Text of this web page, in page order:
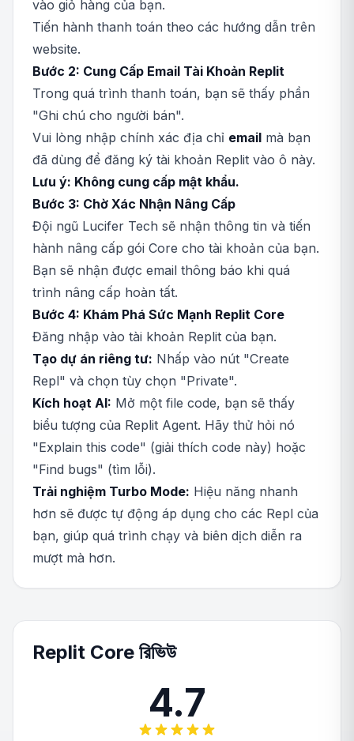
vào giỏ hàng của bạn.
Tiến hành thanh toán theo các hướng dẫn trên
website.
Bước 2: Cung Cấp Email Tài Khoản Replit
Trong quá trình thanh toán, bạn sẽ thấy phần
"Ghi chú cho người bán".
Vui lòng nhập chính xác địa chỉ email mà bạn
đã dùng để đăng ký tài khoản Replit vào ô này.
Lưu ý: Không cung cấp mật khẩu.
Bước 3: Chờ Xác Nhận Nâng Cấp
Đội ngũ Lucifer Tech sẽ nhận thông tin và tiến
hành nâng cấp gói Core cho tài khoản của bạn.
Bạn sẽ nhận được email thông báo khi quá
trình nâng cấp hoàn tất.
Bước 4: Khám Phá Sức Mạnh Replit Core
Đăng nhập vào tài khoản Replit của bạn.
Tạo dự án riêng tư: Nhấp vào nút "Create
Repl" và chọn tùy chọn "Private".
Kích hoạt AI: Mở một file code, bạn sẽ thấy
biểu tượng của Replit Agent. Hãy thử hỏi nó
"Explain this code" (giải thích code này) hoặc
"Find bugs" (tìm lỗi).
Trải nghiệm Turbo Mode: Hiệu năng nhanh
hơn sẽ được tự động áp dụng cho các Repl của
bạn, giúp quá trình chạy và biên dịch diễn ra
mượt mà hơn.
Replit Core রিভিউ
4.7